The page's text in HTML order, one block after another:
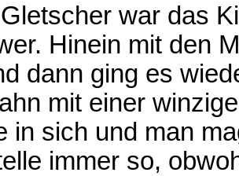
war das
Hinein mit den
dann ging es
mit einer
in sich und man
immer so,